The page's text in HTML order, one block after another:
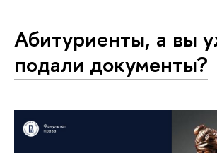
Абитуриенты, а вы
подали документы?